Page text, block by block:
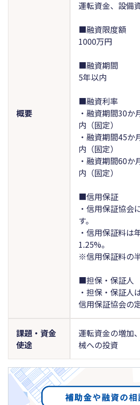
概要
運転資金、設備
■融資限度額
1000万円
■融資期間
5年以内
■融資利率
・融資期間30か
内（固定）
・融資期間45か
内（固定）
・融資期間60か
内（固定）
■信用保証
・信用保証協会
す。
・信用保証料は
1.25%。
※信用保証料の
■担保・保証人
・担保・保証人
信用保証協会の
課題・資金
使途
運転資金の増加
械への投資